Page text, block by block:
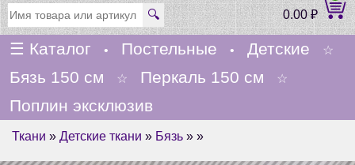
🔍 0.00₽
☰ Каталог • Постельные • Детские ☆
Бязь 150 см ☆ Перкаль 150 см ☆
Поплин эксклюзив
Ткани » Детские ткани » Бязь » »